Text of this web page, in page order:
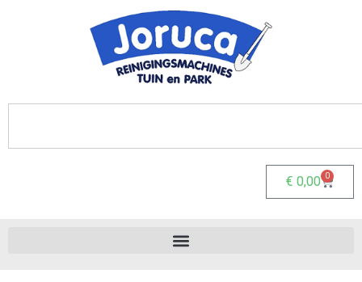
€ 0,00 0